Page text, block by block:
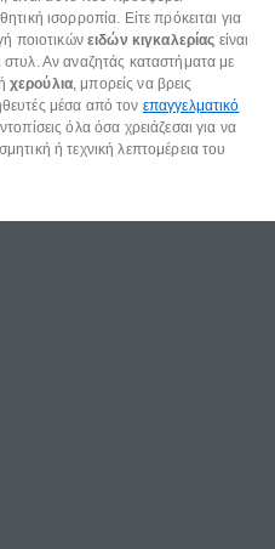
ισορροπία. Είτε πρόκειται για
ποιοτικώνειδών κιγκαλερίας είναι
στυλ. Αν αναζητάς καταστήματα με
χερούλια, μπορείς να βρεις
μέσα από τον επαγγελματικό
όλα όσα χρειάζεσαι για να
ή τεχνική λεπτομέρεια του